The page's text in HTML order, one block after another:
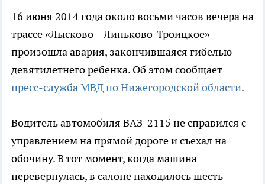
16 июня 2014 года около восьми часов вечера на
трассе «Лысково – Линьково-Троицкое»
произошла авария, закончившаяся гибелью
девятилетнего ребенка. Об этом сообщает
пресс-служба МВД по Нижегородской области.
Водитель автомобиля ВАЗ-2115 не справился с
управлением на прямой дороге и съехал на
обочину. В тот момент, когда машина
перевернулась, в салоне находилось шесть